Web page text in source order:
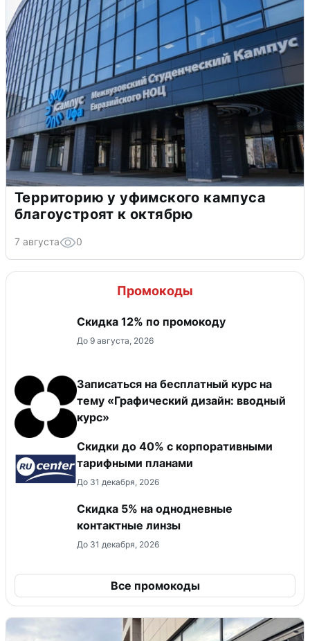
Территорию у уфимского кампуса
благоустроят к октябрю
7 августа 0
Промокоды
Скидка 12% по промокоду
До 9 августа, 2026
Записаться на бесплатный курс на
тему «Графический дизайн: вводный
курс»
Скидки до 40% с корпоративными
тарифными планами
До 31 декабря, 2026
Скидка 5% на однодневные
контактные линзы
До 31 декабря, 2026
Все промокоды